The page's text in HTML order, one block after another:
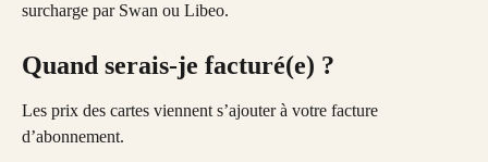
surcharge par Swan ou Libeo.
Quand serais-je facturé(e) ?
Les prix des cartes viennent s’ajouter à votre facture
d’abonnement.